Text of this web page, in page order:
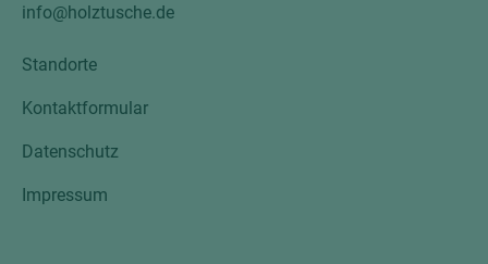
info@holztusche.de
Standorte
Kontaktformular
Datenschutz
Impressum